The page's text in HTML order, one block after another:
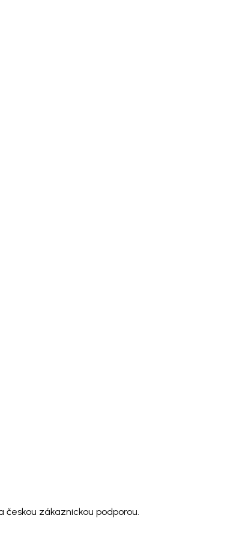
zákaznickou podporou.